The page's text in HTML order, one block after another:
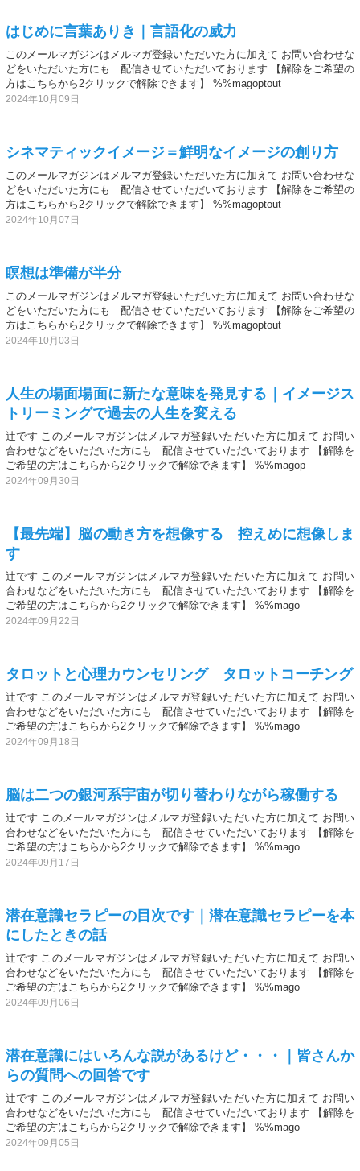
はじめに言葉ありき｜言語化の威力
このメールマガジンはメルマガ登録いただいた方に加えて お問い合わせな
どをいただいた方にも 配信させていただいております 【解除をご希望の
方はこちらから2クリックで解除できます】 %%magoptout
2024年10月09日
シネマティックイメージ＝鮮明なイメージの創り方
このメールマガジンはメルマガ登録いただいた方に加えて お問い合わせな
どをいただいた方にも 配信させていただいております 【解除をご希望の
方はこちらから2クリックで解除できます】 %%magoptout
2024年10月07日
瞑想は準備が半分
このメールマガジンはメルマガ登録いただいた方に加えて お問い合わせな
どをいただいた方にも 配信させていただいております 【解除をご希望の
方はこちらから2クリックで解除できます】 %%magoptout
2024年10月03日
人生の場面場面に新たな意味を発見する｜イメージス
トリーミングで過去の人生を変える
辻です このメールマガジンはメルマガ登録いただいた方に加えて お問い
合わせなどをいただいた方にも 配信させていただいております 【解除を
ご希望の方はこちらから2クリックで解除できます】 %%magop
2024年09月30日
【最先端】脳の動き方を想像する 控えめに想像しま
す
辻です このメールマガジンはメルマガ登録いただいた方に加えて お問い
合わせなどをいただいた方にも 配信させていただいております 【解除を
ご希望の方はこちらから2クリックで解除できます】 %%mago
2024年09月22日
タロットと心理カウンセリング タロットコーチング
辻です このメールマガジンはメルマガ登録いただいた方に加えて お問い
合わせなどをいただいた方にも 配信させていただいております 【解除を
ご希望の方はこちらから2クリックで解除できます】 %%mago
2024年09月18日
脳は二つの銀河系宇宙が切り替わりながら稼働する
辻です このメールマガジンはメルマガ登録いただいた方に加えて お問い
合わせなどをいただいた方にも 配信させていただいております 【解除を
ご希望の方はこちらから2クリックで解除できます】 %%mago
2024年09月17日
潜在意識セラピーの目次です｜潜在意識セラピーを本
にしたときの話
辻です このメールマガジンはメルマガ登録いただいた方に加えて お問い
合わせなどをいただいた方にも 配信させていただいております 【解除を
ご希望の方はこちらから2クリックで解除できます】 %%mago
2024年09月06日
潜在意識にはいろんな説があるけど・・・｜皆さんか
らの質問への回答です
辻です このメールマガジンはメルマガ登録いただいた方に加えて お問い
合わせなどをいただいた方にも 配信させていただいております 【解除を
ご希望の方はこちらから2クリックで解除できます】 %%mago
2024年09月05日